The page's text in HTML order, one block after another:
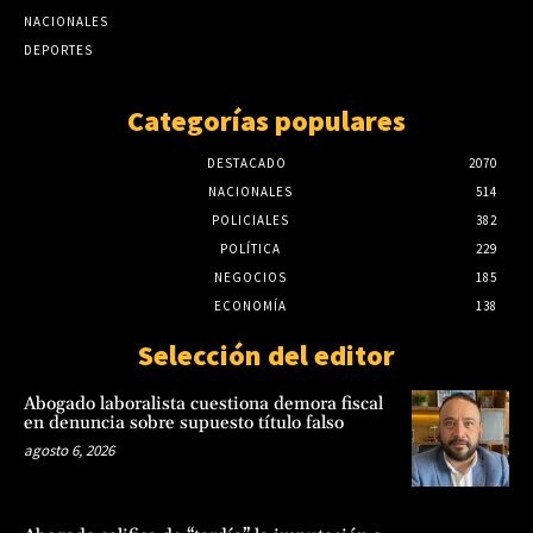
NACIONALES
DEPORTES
Categorías populares
DESTACADO
2070
NACIONALES
514
POLICIALES
382
POLÍTICA
229
NEGOCIOS
185
ECONOMÍA
138
Selección del editor
Abogado laboralista cuestiona demora fiscal
en denuncia sobre supuesto título falso
agosto 6, 2026